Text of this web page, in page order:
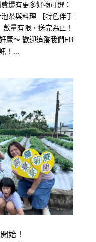
還有更多好物可選：
茶與料理 【特色伴手
量有限，送完為止！
康～ 歡迎追蹤我們FB
！...
始！